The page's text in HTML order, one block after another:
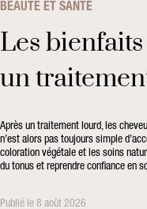
BEAUTÉ ET SANTÉ
Les
un
Après un traitement lourd, les
n’est alors pas toujours simple
coloration végétale et les soins
du tonus et reprendre confiance en
Publié le 8 août 2026